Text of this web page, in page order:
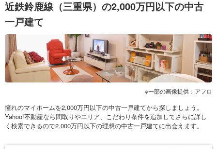
近鉄鈴鹿線（三重県）の2,000万円以下の中古
一戸建て
一部の画像提供：アフロ
憧れのマイホームを2,000万円以下の中古一戸建てから探しましょう。
Yahoo!不動産なら間取りやエリア、こだわり条件を追加してさらに詳し
く検索できるので2,000万円以下の理想の中古一戸建てに出会えます。